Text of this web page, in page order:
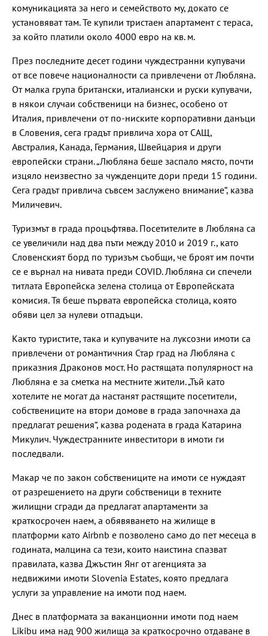
комуникацията за него и семейството му, докато се
установяват там. Те купили тристаен апартамент с тераса,
за който платили около 4000 евро на кв. м.
През последните десет години чуждестранни купувачи
от все повече националности са привлечени от Любляна.
От малка група британски, италиански и руски купувачи,
в някои случаи собственици на бизнес, особено от
Италия, привлечени от по-ниските корпоративни данъци
в Словения, сега градът привлича хора от САЩ,
Австралия, Канада, Германия, Швейцария и други
европейски страни. „Любляна беше заспало място, почти
изцяло неизвестно за чужденците дори преди 15 години.
Сега градът привлича съвсем заслужено внимание“, казва
Миличевич.
Туризмът в града процъфтява. Посетителите в Любляна са
се увеличили над два пъти между 2010 и 2019 г., като
Словенският борд по туризъм съобщи, че броят им почти
се е върнал на нивата преди COVID. Любляна си спечели
титлата Европейска зелена столица от Европейската
комисия. Тя беше първата европейска столица, която
обяви цел за нулеви отпадъци.
Както туристите, така и купувачите на луксозни имоти са
привлечени от романтичния Стар град на Любляна с
приказния Драконов мост. Но растящата популярност на
Любляна е за сметка на местните жители. „Тъй като
хотелите не могат да настанят растящите посетители,
собствениците на втори домове в града започнаха да
предлагат решения“, казва родената в града Катарина
Микулич. Чуждестранните инвеститори в имоти ги
последвали.
Макар че по закон собствениците на имоти се нуждаят
от разрешението на други собственици в техните
жилищни сгради да предлагат апартаменти за
краткосрочен наем, а обявяването на жилище в
платформи като Airbnb е позволено само до пет месеца в
годината, малцина са тези, които наистина спазват
правилата, казва Джъстин Янг от агенцията за
недвижими имоти Slovenia Estates, която предлага
услуги за управление на имоти под наем.
Днес в платформата за ваканционни имоти под наем
Likibu има над 900 жилища за краткосрочно отдаване в